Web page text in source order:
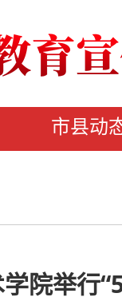
市县动
院举行